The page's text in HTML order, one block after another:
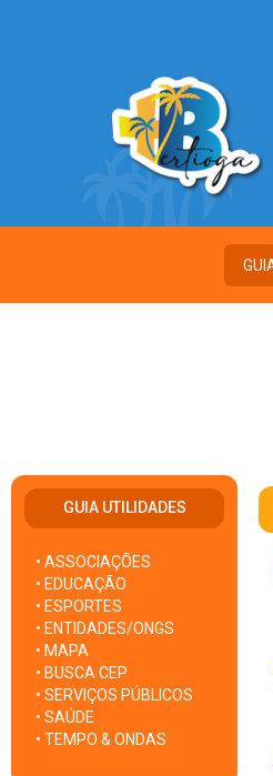
GUIA UTILIDADES
• ASSOCIAÇÕES
• EDUCAÇÃO
• ESPORTES
• ENTIDADES/ONGS
• MAPA
• BUSCA CEP
• SERVIÇOS PÚBLICOS
• SAÚDE
• TEMPO & ONDAS